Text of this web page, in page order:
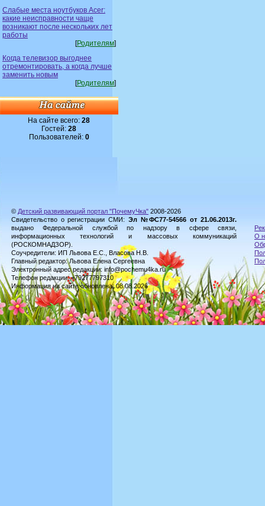
Слабые места ноутбуков Acer:
какие неисправности чаще
возникают после нескольких лет
работы
[Родителям]
Когда телевизор выгоднее
отремонтировать, а когда лучше
заменить новым
[Родителям]
На сайте всего:28
Гостей:28
Пользователей: 0
© Детский развивающий портал "ПочемуЧка" 2008-2026
Свидетельство о регистрации СМИ: Эл №ФС77-54566 от 21.06.2013г.
выдано Федеральной службой по надзору в сфере связи,
информационных технологий и массовых коммуникаций
(РОСКОМНАДЗОР).
Соучредители: ИП Львова Е.С., Власова Н.В.
Главный редактор: Львова Елена Сергеевна
Электронный адрес редакции: info@pochemu4ka.ru
Телефон редакции: +79277797310
Информация на сайте обновлена: 08.08.2026
О